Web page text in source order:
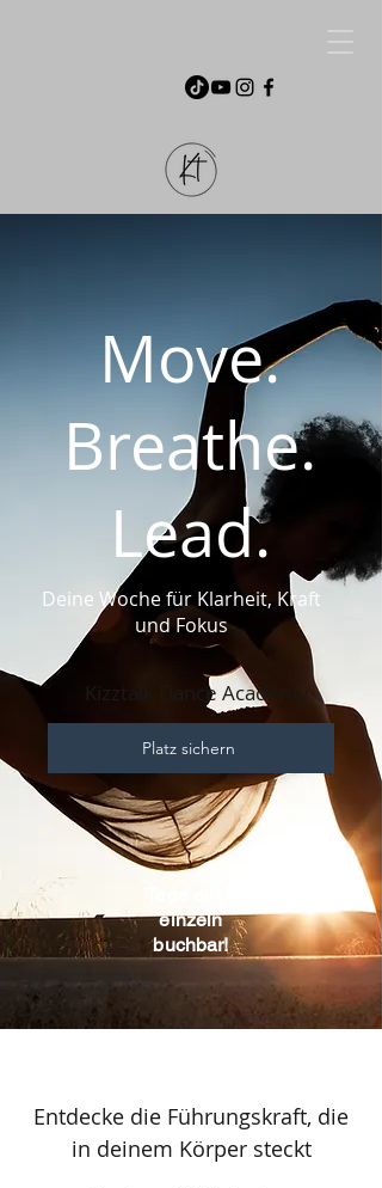
Move.
Breathe.
Lead.
Deine Woche für Klarheit, Kraft
und Fokus
Kizztalk Dance Academy
Platz sichern
einzeln
buchbar!
Entdecke die Führungskraft, die
in deinem Körper steckt